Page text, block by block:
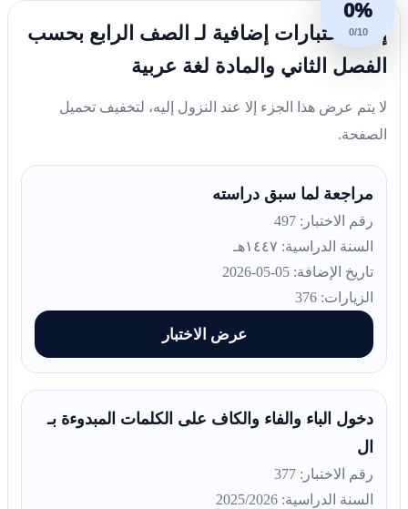
0%
0/10
إليك اختبارات إضافية لـ الصف الرابع بحسب
الفصل الثاني والمادة لغة عربية
لا يتم عرض هذا الجزء إلا عند النزول إليه، لتخفيف تحميل
الصفحة.
مراجعة لما سبق دراسته
رقم الاختبار: 497
السنة الدراسية: ١٤٤٧هـ
تاريخ الإضافة: 05-05-2026
الزيارات: 376
عرض الاختبار
دخول الباء والفاء والكاف على الكلمات المبدوءة بـ
ال
رقم الاختبار: 377
السنة الدراسية: 2025/2026